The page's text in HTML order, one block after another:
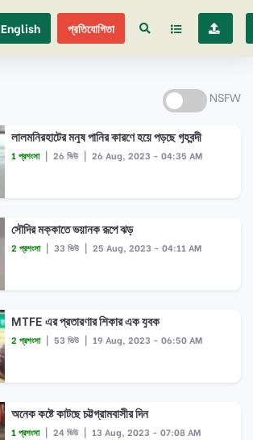
English প্রতিযোগিতা
NSFW
লালমনিরহাটের মনুষ পানির কারণে হয়ে পড়ছে গৃহবন্দী
1 প্রশংসা | 26 ভিউ | 26 Aug, 2023 - 04:35 AM
সৌদির মক্কাতে ভয়ানক রূপে ঝড়
2 প্রশংসা | 33 ভিউ | 25 Aug, 2023 - 04:11 AM
MTFE এর প্রতারণার শিকার এক যুবক
2 প্রশংসা | 53 ভিউ | 19 Aug, 2023 - 06:50 AM
অনেক কষ্টে কাটছে চট্টগ্রামবাসীর দিন
1 প্রশংসা | 24 ভিউ | 13 Aug, 2023 - 07:08 AM